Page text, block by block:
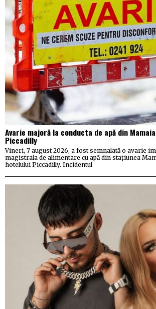
Avarie majoră la conducta de apă din
Piccadilly
Vineri, 7 august 2026, a fost semnalată o avarie
magistrala de alimentare cu apă din stațiunea
hotelului Piccadilly. Incidentul